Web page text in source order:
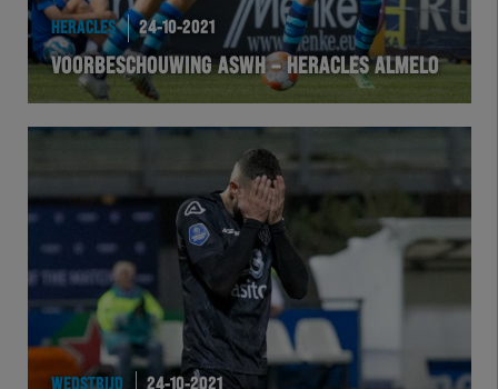
HERACLES 24-10-2021
VOORBESCHOUWING ASWH – HERACLES ALMELO
WEDSTRIJD 24-10-2021